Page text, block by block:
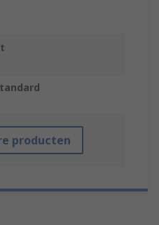
producten